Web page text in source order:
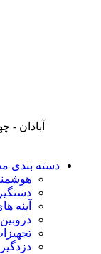
آبادان -
دسته بندی
آینه
دزدگیر